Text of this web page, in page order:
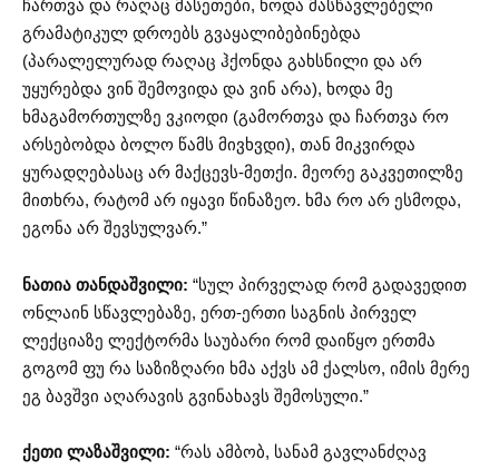
ჩართვა და რაღაც მასეთები, ხოდა მასწავლებელი
გრამატიკულ დროებს გვაყალიბებინებდა
(პარალელურად რაღაც ჰქონდა გახსნილი და არ
უყურებდა ვინ შემოვიდა და ვინ არა), ხოდა მე
ხმაგამორთულზე ვკიოდი (გამორთვა და ჩართვა რო
არსებობდა ბოლო წამს მივხვდი), თან მიკვირდა
ყურადღებასაც არ მაქცევს-მეთქი. მეორე გაკვეთილზე
მითხრა, რატომ არ იყავი წინაზეო. ხმა რო არ ესმოდა,
ეგონა არ შევსულვარ.”
ნათია თანდაშვილი: “სულ პირველად რომ გადავედით
ონლაინ სწავლებაზე, ერთ-ერთი საგნის პირველ
ლექციაზე ლექტორმა საუბარი რომ დაიწყო ერთმა
გოგომ ფუ რა საზიზღარი ხმა აქვს ამ ქალსო, იმის მერე
ეგ ბავშვი აღარავის გვინახავს შემოსული.”
ქეთი ლაზაშვილი: “რას ამბობ, სანამ გავლანძღავ